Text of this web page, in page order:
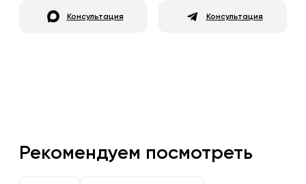
Консультация Консультация
Рекомендуем посмотреть